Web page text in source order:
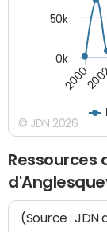
2000
0k
50k
© JDN 2026
(Source : JDN